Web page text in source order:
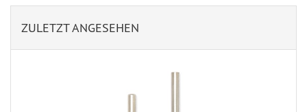
ZULETZT ANGESEHEN